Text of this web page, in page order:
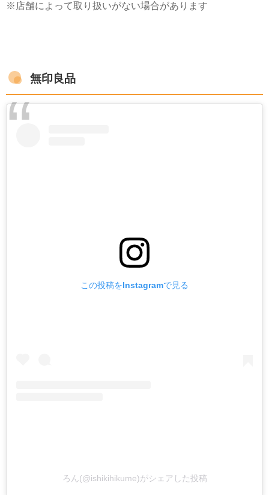
※店舗によって取り扱いがない場合があります
無印良品
この投稿をInstagramで見る
ろん(@ishikihikume)がシェアした投稿